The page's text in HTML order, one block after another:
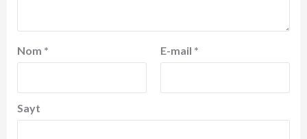
Nom * E-mail *
Sayt